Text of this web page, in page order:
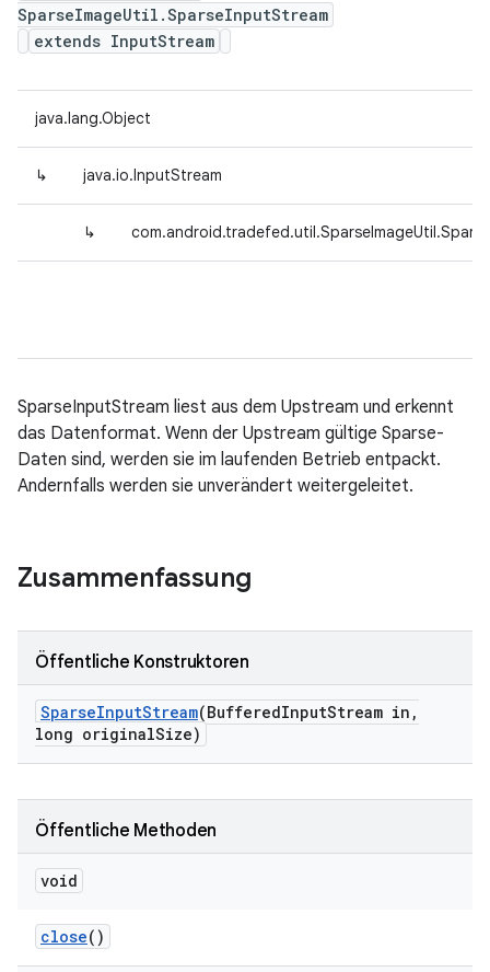
SparseImageUtil.SparseInputStream
extends InputStream
java.lang.Object
↳ java.io.InputStream
↳
SparseInputStream liest aus dem Upstream und erkennt
das Datenformat. Wenn der Upstream gültige Sparse-
Daten sind, werden sie im laufenden Betrieb entpackt.
Andernfalls werden sie unverändert weitergeleitet.
Zusammenfassung
Öffentliche Konstruktoren
SparseInputStream(BufferedInputStream in ,
long originalSize)
Öffentliche Methoden
void
close()